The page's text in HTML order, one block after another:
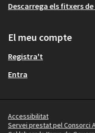
Descarrega els fitxers
El meu compte
Registra't
Entra
Accessibilitat
Servei prestat pel Consorci